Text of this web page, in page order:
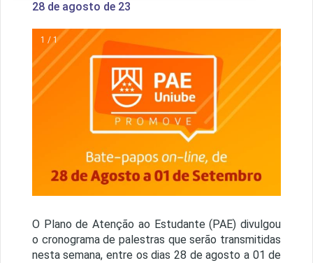
28 de agosto de 23
1 / 1
O Plano de Atenção ao Estudante (PAE) divulgou
o cronograma de palestras que serão transmitidas
nesta semana, entre os dias 28 de agosto a 01 de